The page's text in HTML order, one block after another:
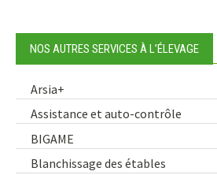
NOS AUTRES SERVICES À L’ÉLEVAGE
Arsia+
Assistance et auto-contrôle
BIGAME
Blanchissage des étables